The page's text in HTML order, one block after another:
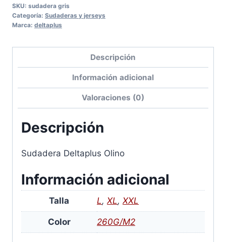
SKU: sudadera gris
Categoría: Sudaderas y jerseys
Marca: deltaplus
Descripción
Información adicional
Valoraciones (0)
Descripción
Sudadera Deltaplus Olino
Información adicional
Talla L, XL, XXL
Color 260G/M2